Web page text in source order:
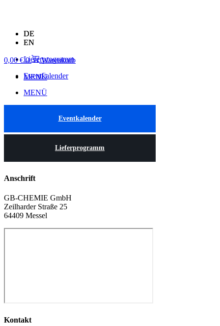
DE
EN
0,00€ 0
Warenkorb
MENÜ
DE
EN
Lieferprogramm
Eventkalender
MENÜ
Eventkalender
Lieferprogramm
Anschrift
GB-CHEMIE GmbH
Zeilharder Straße 25
64409 Messel
Kontakt